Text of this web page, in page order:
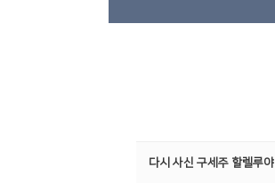
다시 사신 구세주 할렐루야